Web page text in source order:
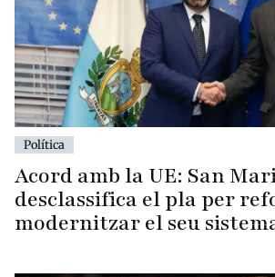
Política
Acord amb la UE: San
desclassifica el pla per
modernitzar el seu